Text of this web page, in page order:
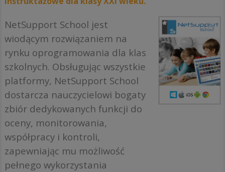
NetSupport School jest
wiodącym rozwiązaniem na
rynku oprogramowania dla klas
szkolnych. Obsługując wszystkie
platformy, NetSupport School
dostarcza nauczycielowi bogaty
zbiór dedykowanych funkcji do
oceny, monitorowania,
współpracy i kontroli,
zapewniając mu możliwość
pełnego wykorzystania